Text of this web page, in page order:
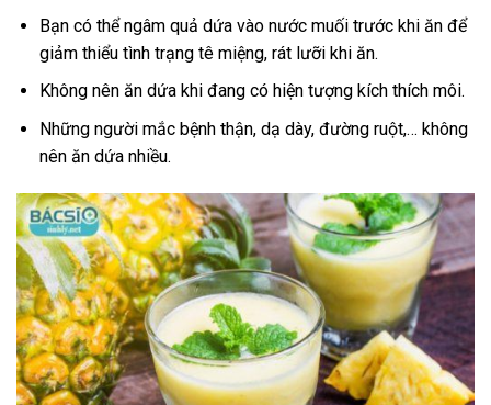
Bạn có thể ngâm quả dứa vào nước muối trước khi ăn để
giảm thiểu tình trạng tê miệng, rát lưỡi khi ăn.
Không nên ăn dứa khi đang có hiện tượng kích thích môi.
Những người mắc bệnh thận, dạ dày, đường ruột,… không
nên ăn dứa nhiều.